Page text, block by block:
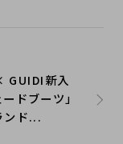
GUIDI新入
ドブーツ」
ンド...